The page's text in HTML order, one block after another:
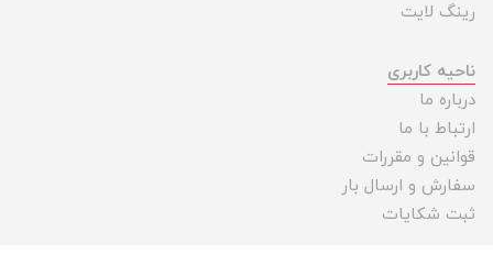
رینگ لایت
ناحیه کاربری
درباره ما
ارتباط با ما
قوانین و مقررات
سفارش و ارسال بار
ثبت شکایات